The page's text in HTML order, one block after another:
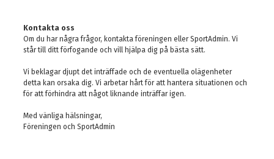
Kontakta oss
Om du har några frågor, kontakta föreningen eller SportAdmin. Vi
står till ditt förfogande och vill hjälpa dig på bästa sätt.
Vi beklagar djupt det inträffade och de eventuella olägenheter
detta kan orsaka dig. Vi arbetar hårt för att hantera situationen och
för att förhindra att något liknande inträffar igen.
Med vänliga hälsningar,
Föreningen och SportAdmin